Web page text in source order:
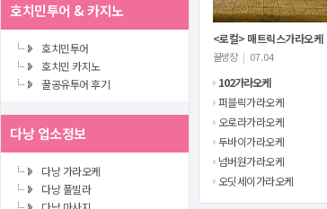
호치민투어 & 카지노
호치민투어
호치민 카지노
꿀공유투어 후기
다낭 업소정보
다낭 가라오케
다낭 풀빌라
<로컬> 매트릭스가라오케
꿀방장 | 07.04
102가라오케
퍼블릭가라오케
오로라가라오케
두바이가라오케
넘버원가라오케
오딧세이가라오케